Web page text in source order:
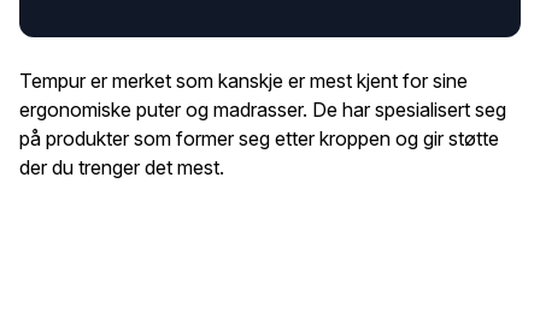
Tempur er merket som kanskje er mest kjent for sine
ergonomiske puter og madrasser. De har spesialisert seg
på produkter som former seg etter kroppen og gir støtte
der du trenger det mest.